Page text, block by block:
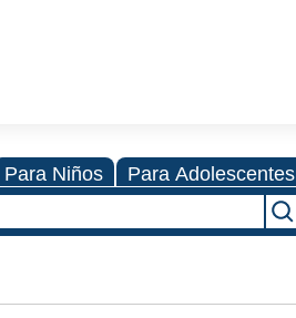
Para Niños Para Adolescentes